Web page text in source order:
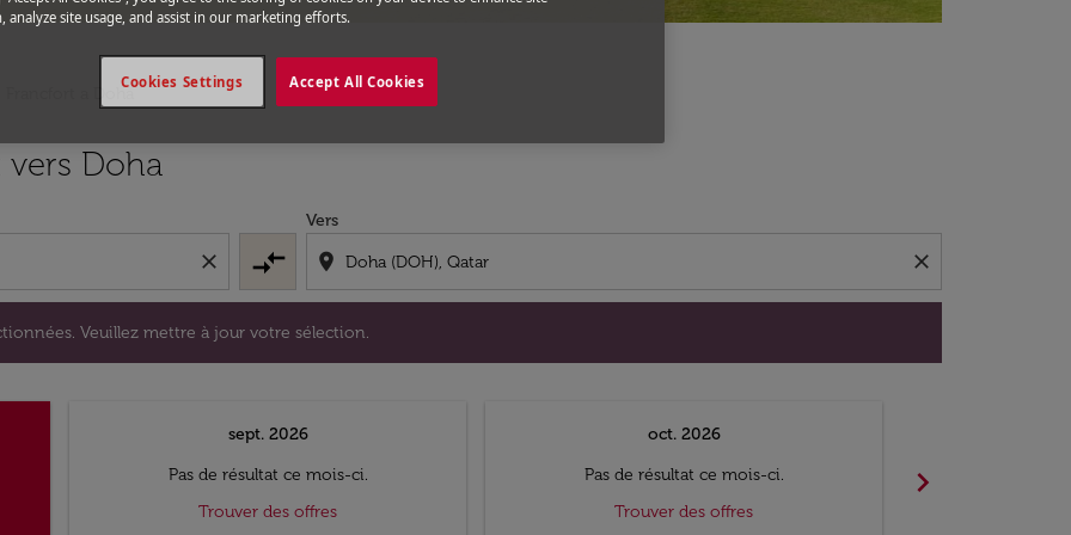
Francfort a Doha
vers Doha
close compare_arrows
Vers
location_on close
Veuillez mettre à jour votre sélection.
Veuillez mettre à jour votre sélection.
sept. 2026
Pas de résultat ce mois-ci.
Trouver des offres
oct. 2026
Pas de résultat ce mois-ci.
Trouver des offres
chevron_right
analyze site usage, and assist in our marketing efforts.
Accept All Cookies
Cookies Settings